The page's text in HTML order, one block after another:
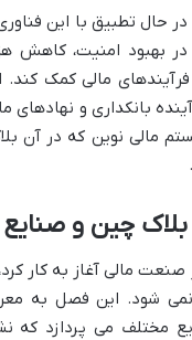
در حال تطبیق با این
در بهبود امنیت، کاهش
فرآیندهای مالی کمک
بانکداری و نهادهای
مالی نوین که در آن
چین و صنایع
مالی آغاز به کار
شود. این فصل به
مختلف می پردازد که